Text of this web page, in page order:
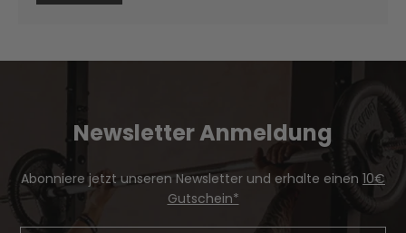
Newsletter Anmeldung
Abonniere jetzt unseren Newsletter und erhalte einen 10€
Gutschein*